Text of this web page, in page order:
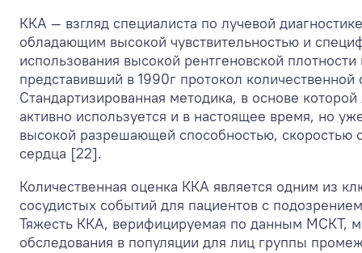
ККА — взгляд специалиста по лучевой
обладающим высокой чувствительностью и
использования высокой рентгеновской
представивший в 1990г протокол
Стандартизированная методика, в основе
активно используется и в настоящее время, но
высокой разрешающей способностью, скоростью
сердца [22].
Количественная оценка ККА является одним из
сосудистых событий для пациентов с
Тяжесть ККА, верифицируемая по данным МСКТ,
обследования в популяции для лиц группы